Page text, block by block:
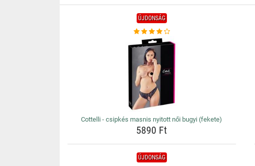
ÚJDONSÁG
Cottelli - csipkés masnis nyitott női bugyi (fekete)
5890 Ft
ÚJDONSÁG